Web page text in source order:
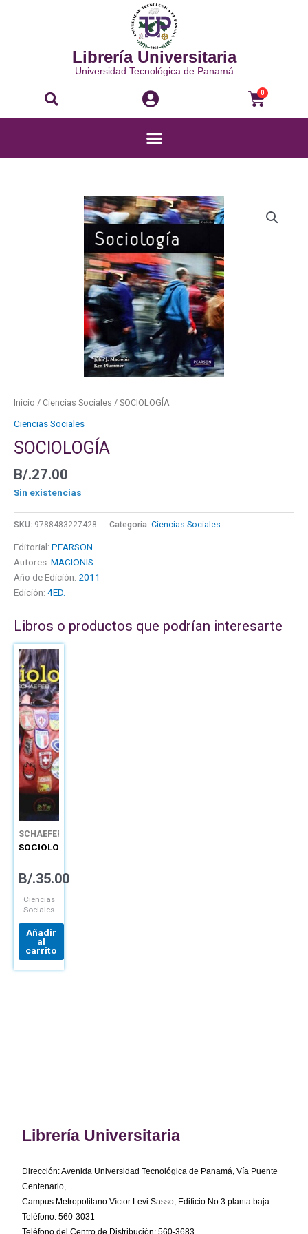
Librería Universitaria
Universidad Tecnológica de Panamá
Buscar 0
Menú
Inicio / Ciencias Sociales / SOCIOLOGÍA
Ciencias Sociales
SOCIOLOGÍA
B/.27.00
Sin existencias
SKU: 9788483227428 Categoría: Ciencias Sociales
Editorial: PEARSON
Autores: MACIONIS
Año de Edición: 2011
Edición: 4ED.
Libros o productos que podrían interesarte
SCHAEFER
SOCIOLOGÍA
B/.35.00
Ciencias
Sociales
Añadir
al
carrito
Librería Universitaria
Dirección: Avenida Universidad Tecnológica de Panamá, Vía Puente
Centenario,
Campus Metropolitano Víctor Levi Sasso, Edificio No.3 planta baja.
Teléfono: 560-3031
Teléfono del Centro de Distribución: 560-3683